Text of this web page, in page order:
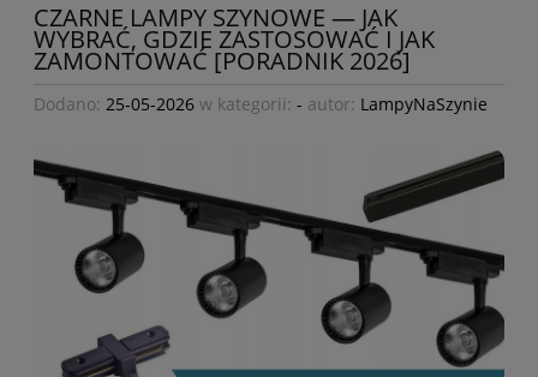
CZARNE LAMPY SZYNOWE — JAK
WYBRAĆ, GDZIE ZASTOSOWAĆ I JAK
ZAMONTOWAĆ [PORADNIK 2026]
Dodano: 25-05-2026 w kategorii: - autor: LampyNaSzynie